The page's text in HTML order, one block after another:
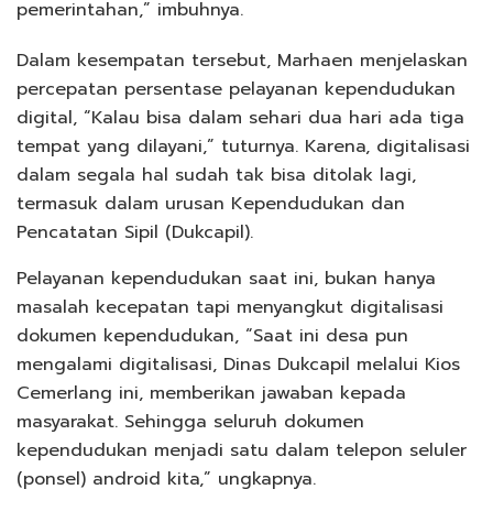
pemerintahan,” imbuhnya.
Dalam kesempatan tersebut, Marhaen menjelaskan
percepatan persentase pelayanan kependudukan
digital, “Kalau bisa dalam sehari dua hari ada tiga
tempat yang dilayani,” tuturnya. Karena, digitalisasi
dalam segala hal sudah tak bisa ditolak lagi,
termasuk dalam urusan Kependudukan dan
Pencatatan Sipil (Dukcapil).
Pelayanan kependudukan saat ini, bukan hanya
masalah kecepatan tapi menyangkut digitalisasi
dokumen kependudukan, “Saat ini desa pun
mengalami digitalisasi, Dinas Dukcapil melalui Kios
Cemerlang ini, memberikan jawaban kepada
masyarakat. Sehingga seluruh dokumen
kependudukan menjadi satu dalam telepon seluler
(ponsel) android kita,” ungkapnya.